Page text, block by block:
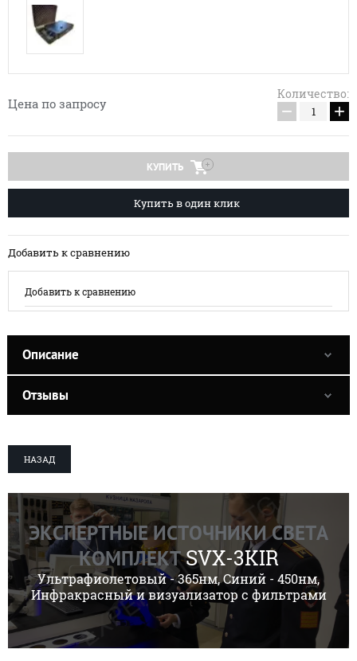
Цена по запросу
Количество:
− +
КУПИТЬ
Купить в один клик
Добавить к сравнению
Добавить к сравнению
Описание
Отзывы
НАЗАД
ЭКСПЕРТНЫЕ ИСТОЧНИКИ СВЕТА
КОМПЛЕКТSVX-3KIR
Ультрафиолетовый - 365нм, Синий - 450нм,
Инфракрасный и визуализатор с фильтрами